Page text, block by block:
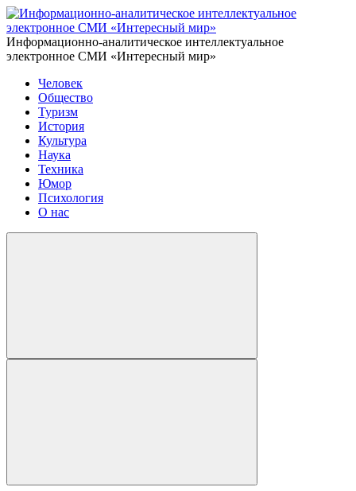
Информационно-аналитическое интеллектуальное
электронное СМИ «Интересный мир»
Человек
Общество
Туризм
История
Культура
Наука
Техника
Юмор
Психология
О нас